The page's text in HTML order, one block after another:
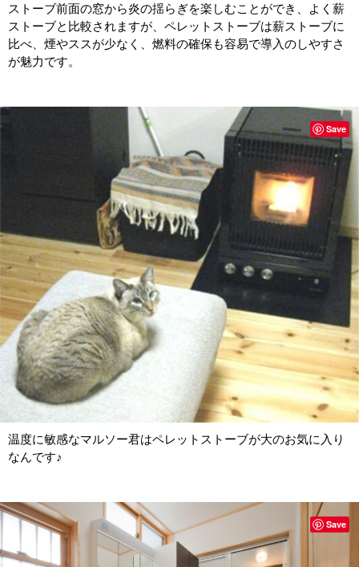
ストーブ前面の窓から炎の揺らぎを楽しむことができ、よく薪
ストーブと比較されますが、ペレットストーブは薪ストーブに
比べ、煙やススが少なく、燃料の確保も容易で導入のしやすさ
が魅力です。
温度に敏感なマルソー君はペレットストーブが大のお気に入り
なんです♪
Save
Save